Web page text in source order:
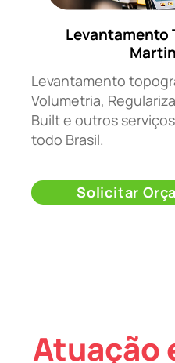
Levantamento
Levantamento
Volumetria,
Built e outros
todo Brasil.
Solicitar
Atuação